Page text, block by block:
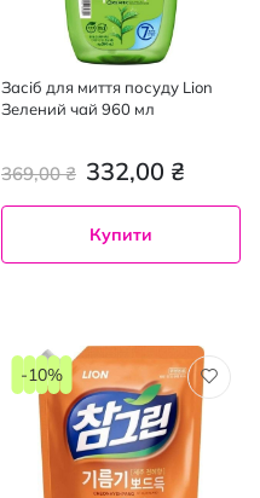
Засіб для миття посуду Lion
Зелений чай 960 мл
332,00 ₴
369,00 ₴
Купити
-10%